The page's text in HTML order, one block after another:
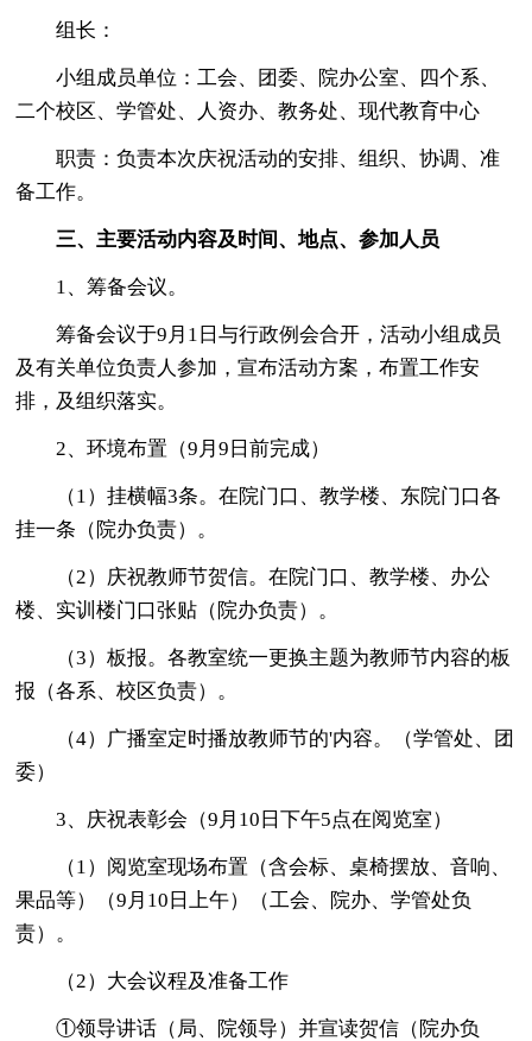
组长：
小组成员单位：工会、团委、院办公室、四个系、
二个校区、学管处、人资办、教务处、现代教育中心
职责：负责本次庆祝活动的安排、组织、协调、准
备工作。
三、主要活动内容及时间、地点、参加人员
1、筹备会议。
筹备会议于9月1日与行政例会合开，活动小组成员
及有关单位负责人参加，宣布活动方案，布置工作安
排，及组织落实。
2、环境布置（9月9日前完成）
（1）挂横幅3条。在院门口、教学楼、东院门口各
挂一条（院办负责）。
（2）庆祝教师节贺信。在院门口、教学楼、办公
楼、实训楼门口张贴（院办负责）。
（3）板报。各教室统一更换主题为教师节内容的板
报（各系、校区负责）。
（4）广播室定时播放教师节的'内容。（学管处、团
委）
3、庆祝表彰会（9月10日下午5点在阅览室）
（1）阅览室现场布置（含会标、桌椅摆放、音响、
果品等）（9月10日上午）（工会、院办、学管处负
责）。
（2）大会议程及准备工作
①领导讲话（局、院领导）并宣读贺信（院办负